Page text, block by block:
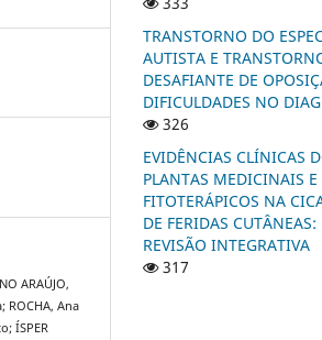
ARAÚJO,
ROCHA, Ana
ÍSPER
TRANSTORNO DO
AUTISTA E
DESAFIANTE DE
DIFICULDADES NO
326
EVIDÊNCIAS CLÍNICAS
PLANTAS MEDICINAIS E
FITOTERÁPICOS NA
DE FERIDAS
REVISÃO INTEGRATIVA
317